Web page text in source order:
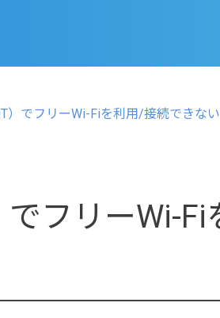
）でフリーWi-Fiを利用/接続できない
でフリーWi-